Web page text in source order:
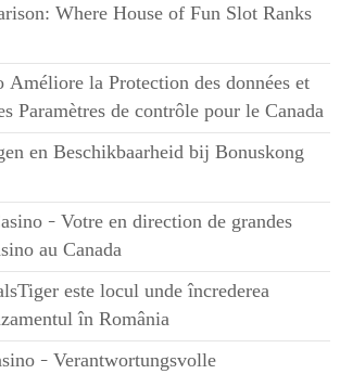
Where House of Fun Slot Ranks
Améliore la Protection des données et
Paramètres de contrôle pour le Canada
en Beschikbaarheid bij Bonuskong
– Votre en direction de grandes
au Canada
este locul unde încrederea
în România
– Verantwortungsvolle